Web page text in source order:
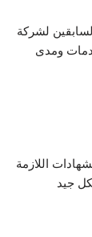
لشركة
ومدى
اللازمة
جيد